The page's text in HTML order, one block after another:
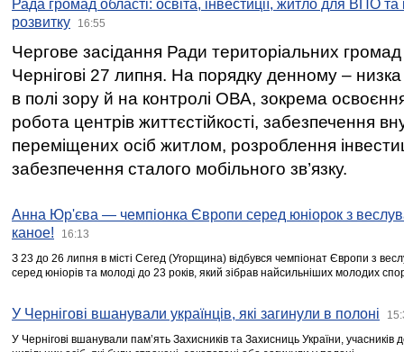
Рада громад області: освіта, інвестиції, житло для ВПО
розвитку
16:55
Чергове засідання Ради територіальних громад
Чернігові 27 липня. На порядку денному –
в полі зору й на контролі ОВА, зокрема освоєння
робота центрів життєстійкості, забезпечення
переміщених осіб житлом, розроблення
забезпечення сталого мобільного зв’язку.
Анна Юр'єва — чемпіонка Європи серед юніорок з
каное!
16:13
З 23 до 26 липня в місті Сегед (Угорщина) відбувся чемпіонат Європи з
серед юніорів та молоді до 23 років, який зібрав найсильніших молодих
У Чернігові вшанували українців, які загинули в полоні
У Чернігові вшанували пам’ять Захисників та Захисниць України,